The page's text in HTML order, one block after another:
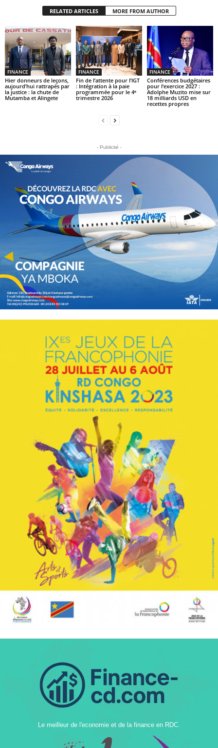
RELATED ARTICLES MORE FROM AUTHOR
FINANCE
Hier donneurs de leçons,
aujourd’hui rattrapés par
la justice : la chute de
Mutamba et Alingete
FINANCE
Fin de l’attente pour l’IGT
: Intégration à la paie
programmée pour le 4ᵉ
trimestre 2026
FINANCE
Conférences budgétaires
pour l’exercice 2027 :
Adolphe Muzito mise sur
18 milliards USD en
recettes propres
- Publicité -
Le meilleur de l'economie et de la finance en RDC.